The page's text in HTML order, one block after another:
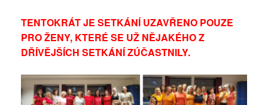
TENTOKRÁT JE SETKÁNÍ UZAVŘENO POUZE
PRO ŽENY, KTERÉ SE UŽ NĚJAKÉHO Z
DŘÍVĚJŠÍCH SETKÁNÍ ZÚČASTNILY.